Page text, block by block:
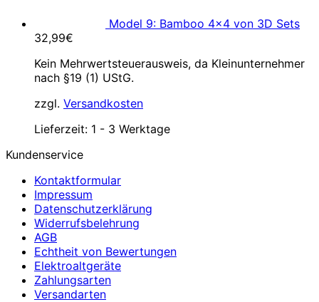
Model 9: Bamboo 4×4 von 3D Sets
32,99€
Kein Mehrwertsteuerausweis, da Kleinunternehmer
nach §19 (1) UStG.
zzgl. Versandkosten
Lieferzeit: 1 - 3 Werktage
Kundenservice
Kontaktformular
Impressum
Datenschutzerklärung
Widerrufsbelehrung
AGB
Echtheit von Bewertungen
Elektroaltgeräte
Zahlungsarten
Versandarten